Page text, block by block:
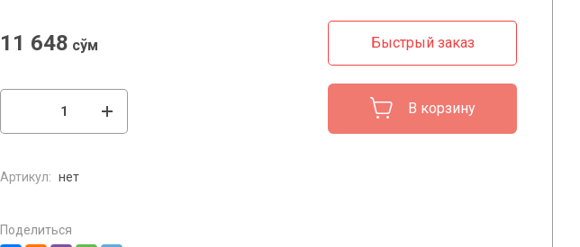
11 648 сўм
В корзину
Быстрый заказ
Артикул: нет
Поделиться